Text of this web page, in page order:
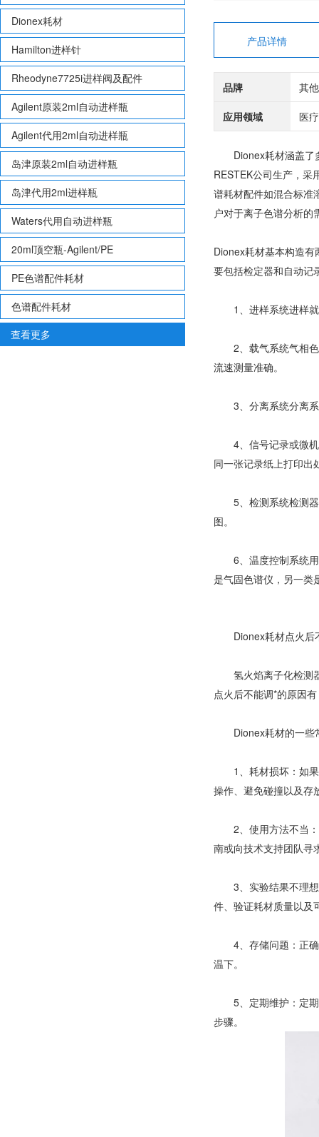
Dionex耗材
Hamilton进样针
Rheodyne7725i进样阀及配件
Agilent原装2ml自动进样瓶
Agilent代用2ml自动进样瓶
岛津原装2ml自动进样瓶
岛津代用2ml进样瓶
Waters代用自动进样瓶
20ml顶空瓶-Agilent/PE
PE色谱配件耗材
色谱配件耗材
查看更多
产品详情
品牌 其
应用领域 医
Dionex耗材涵盖了多
RESTEK公司生产，采
谱耗材配件如混合标准
户对于离子色谱分析的
Dionex耗材基本构造
要包括检定器和自动记
1、进样系统进样就
2、载气系统气相色
流速测量准确。
3、分离系统分离系
4、信号记录或微机
同一张记录纸上打印出
5、检测系统检测器
图。
6、温度控制系统用
是气固色谱仪，另一类
Dionex耗材点火后
氢火焰离子化检测器
点火后不能调*的原因
Dionex耗材的一些
1、耗材损坏：如果
操作、避免碰撞以及存
2、使用方法不当：
南或向技术支持团队寻
3、实验结果不理想
件、验证耗材质量以及
4、存储问题：正确
温下。
5、定期维护：定期
步骤。